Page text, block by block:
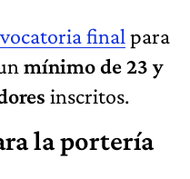
final para
mínimo de 23 y
inscritos.
la portería